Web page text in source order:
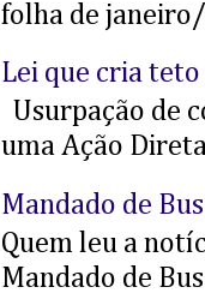
folha de
Lei que cria
Usurpação de
uma Ação
Mandado de
Quem leu a
Mandado de